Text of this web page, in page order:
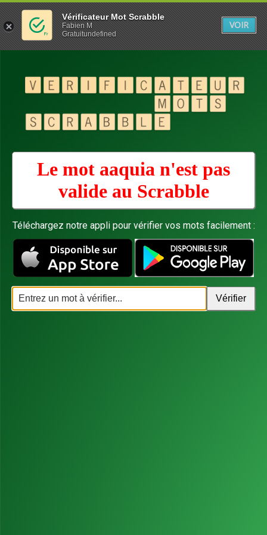
Le mot aaquia n'est pas
valide au Scrabble
Téléchargez notre appli pour vérifier vos mots facilement :
Vérificateur Mot Scrabble
Fabien M
Gratuitundefined
VOIR